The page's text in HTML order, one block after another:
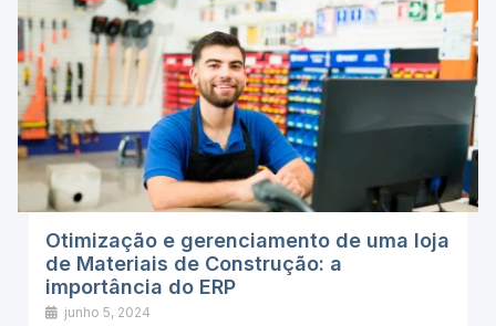
Otimização e gerenciamento de uma loja
de Materiais de Construção: a
importância do ERP
junho 5, 2024